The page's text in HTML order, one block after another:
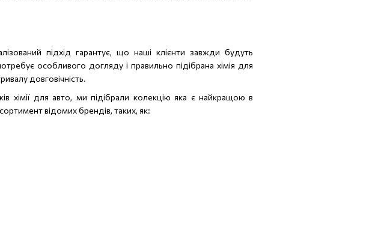
підхід гарантує, що наші клієнти завжди будуть
особливого догляду і правильно підібрана хімія для
довговічність.
хімії для авто, ми підібрали колекцію яка є найкращою в
відомих брендів, таких, як: